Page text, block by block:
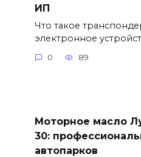
ИП
Что такое
электронное
0 89
Моторное масло
30:
автопарков